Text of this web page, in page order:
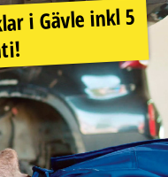
i Gävle inkl 5